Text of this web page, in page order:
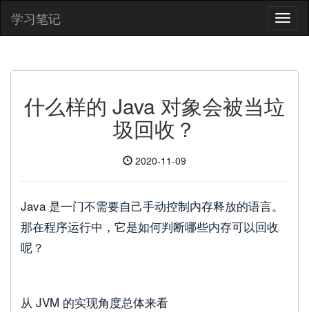
学习笔记
什么样的 Java 对象会被当垃
圾回收？
2020-11-09
Java 是一门不需要自己手动控制内存释放的语言。
那在程序运行中，它是如何判断哪些内存可以回收
呢？
从 JVM 的实现角度总体来看